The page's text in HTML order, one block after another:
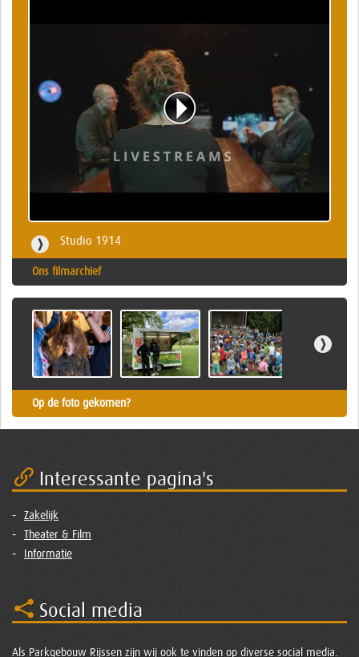
Studio 1914
Ons filmarchief
Op de foto gekomen?
Interessante pagina's
Zakelijk
Theater & Film
Informatie
Social media
Als Parkgebouw Rijssen zijn wij ook te vinden op diverse social media.